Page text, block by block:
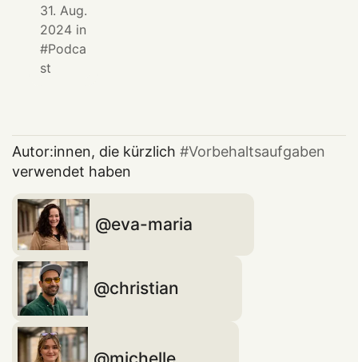
31. Aug.
2024 in
Podca
st
Autor:innen, die kürzlich Vorbehaltsaufgaben
verwendet haben
eva-maria
christian